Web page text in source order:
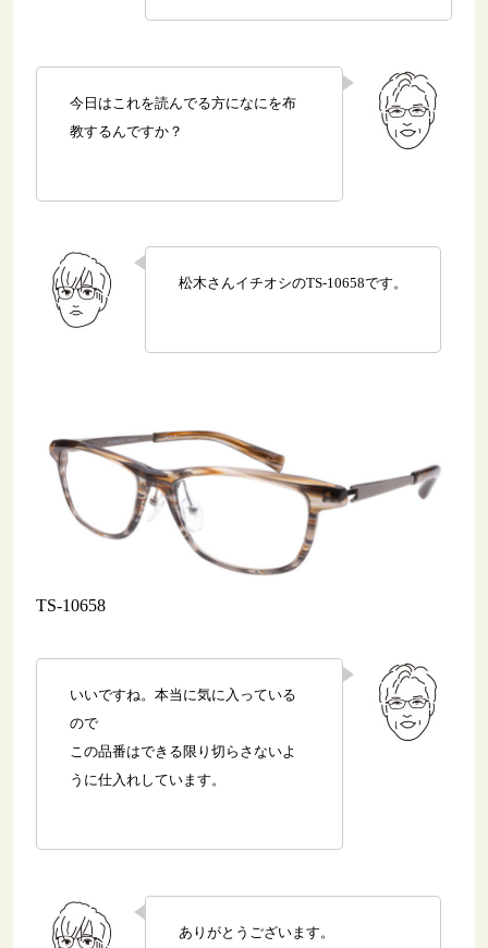
今日はこれを読んでる方になにを布
教するんですか？
松木さんイチオシのTS-10658です。
TS-10658
いいですね。本当に気に入っている
ので
この品番はできる限り切らさないよ
うに仕入れしています。
ありがとうございます。